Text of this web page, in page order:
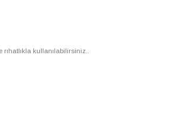
kullanılabilirsiniz..